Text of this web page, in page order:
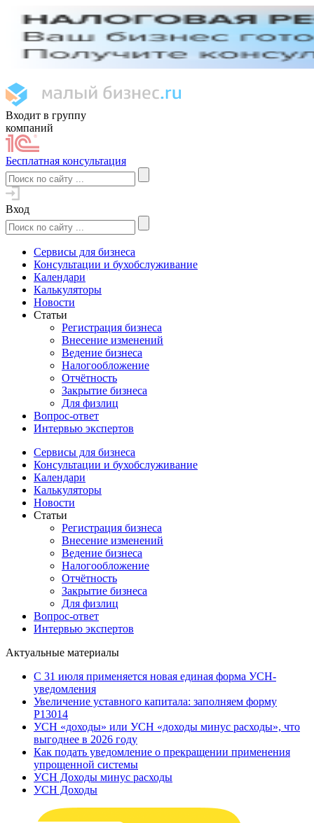
Входит в группу
компаний
Бесплатная консультация
Вход
Сервисы для бизнеса
Консультации и бухобслуживание
Календари
Калькуляторы
Новости
Статьи
Регистрация бизнеса
Внесение изменений
Ведение бизнеса
Налогообложение
Отчётность
Закрытие бизнеса
Для физлиц
Вопрос-ответ
Интервью экспертов
Сервисы для бизнеса
Консультации и бухобслуживание
Календари
Калькуляторы
Новости
Статьи
Регистрация бизнеса
Внесение изменений
Ведение бизнеса
Налогообложение
Отчётность
Закрытие бизнеса
Для физлиц
Вопрос-ответ
Интервью экспертов
Актуальные материалы
С 31 июля применяется новая единая форма УСН-
уведомления
Увеличение уставного капитала: заполняем форму
Р13014
УСН «доходы» или УСН «доходы минус расходы», что
выгоднее в 2026 году
Как подать уведомление о прекращении применения
упрощенной системы
УСН Доходы минус расходы
УСН Доходы